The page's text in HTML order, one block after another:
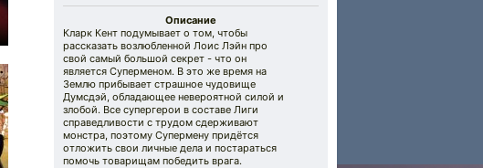
Описание
Кларк Кент подумывает о том, чтобы
рассказать возлюбленной Лоис Лэйн про
свой самый большой секрет - что он
является Суперменом. В это же время на
Землю прибывает страшное чудовище
Думсдэй, обладающее невероятной силой и
злобой. Все супергерои в составе Лиги
справедливости с трудом сдерживают
монстра, поэтому Супермену придётся
отложить свои личные дела и постараться
помочь товарищам победить врага.